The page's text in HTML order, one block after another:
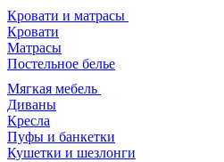
Кровати и матрасы
Кровати
Матрасы
Постельное белье
Мягкая мебель
Диваны
Кресла
Пуфы и банкетки
Кушетки и шезлонги